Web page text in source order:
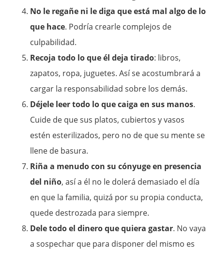
No le regañe ni le diga que está mal algo de lo
que hace. Podría crearle complejos de
culpabilidad.
Recoja todo lo que él deja tirado: libros,
zapatos, ropa, juguetes. Así se acostumbrará a
cargar la responsabilidad sobre los demás.
Déjele leer todo lo que caiga en sus manos.
Cuide de que sus platos, cubiertos y vasos
estén esterilizados, pero no de que su mente se
llene de basura.
Riña a menudo con su cónyuge en presencia
del niño, así a él no le dolerá demasiado el día
en que la familia, quizá por su propia conducta,
quede destrozada para siempre.
Dele todo el dinero que quiera gastar. No vaya
a sospechar que para disponer del mismo es